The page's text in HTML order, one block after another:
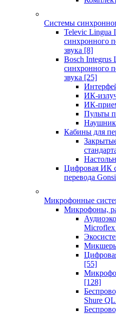
Системы
Televic Lingua
синхронного
звука [8]
Bosch Integrus
синхронного
звука [25]
ИК-
ИК-
Пульты
Кабины для
Цифровая ИК
перевода
Микрофонные
Микрофоны,
Microflex
Микшеры
[55]
[128]
Shure